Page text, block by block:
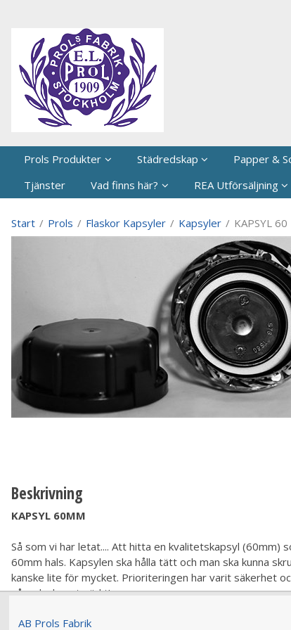
Prols Produkter Städredskap Papper &
Tjänster
Vad finns här? REA Utförsäljning
Start / Prols / Flaskor Kapsyler / Kapsyler / KAPSYL 60
Beskrivning
KAPSYL 60MM
Så som vi har letat.... Att hitta en kvalitetskapsyl
60mm hals. Kapsylen ska hålla tätt och man ska kunna
kanske lite för mycket. Prioriteringen har varit säkerhet
våra dunkar utmärkt!
AB Prols Fabrik